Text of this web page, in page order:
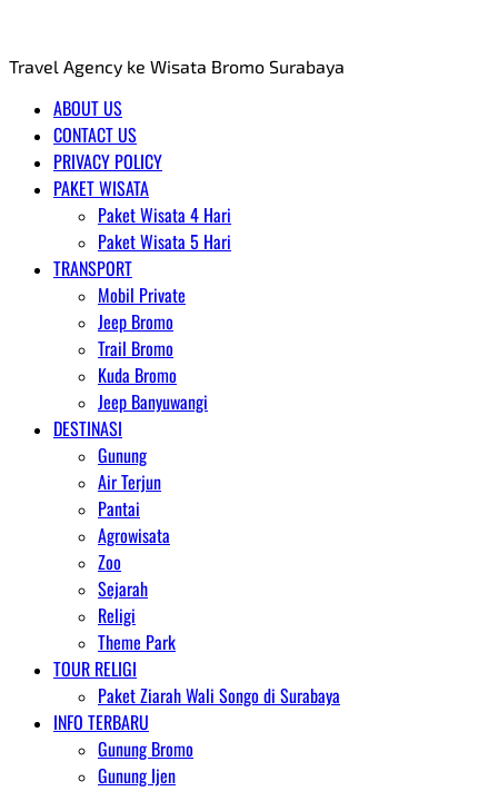
Travel Agency ke Wisata Bromo Surabaya
ABOUT US
CONTACT US
PRIVACY POLICY
PAKET WISATA
Paket Wisata 4 Hari
Paket Wisata 5 Hari
TRANSPORT
Mobil Private
Jeep Bromo
Trail Bromo
Kuda Bromo
Jeep Banyuwangi
DESTINASI
Gunung
Air Terjun
Pantai
Agrowisata
Zoo
Sejarah
Religi
Theme Park
TOUR RELIGI
Paket Ziarah Wali Songo di Surabaya
INFO TERBARU
Gunung Bromo
Gunung Ijen